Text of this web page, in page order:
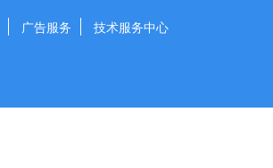
广告服务 技术服务中心